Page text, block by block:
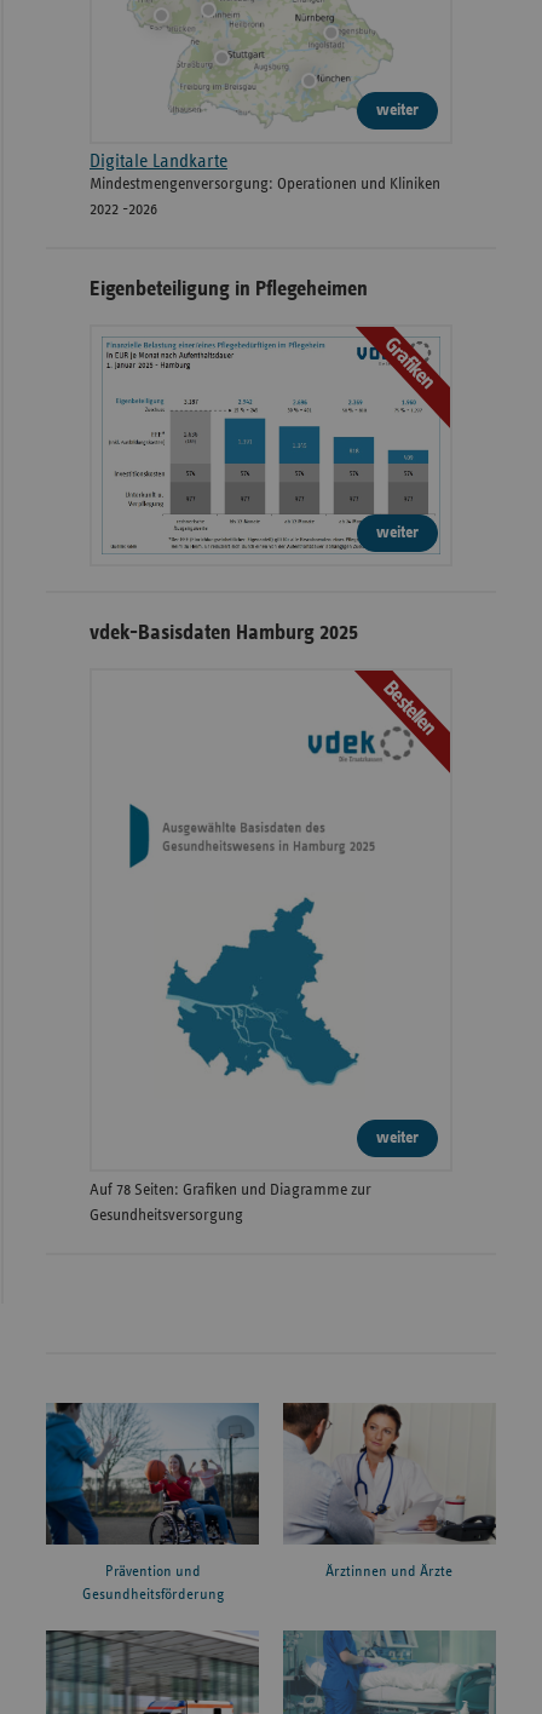
weiter
Digitale Landkarte
Mindestmengenversorgung: Operationen und Kliniken
2022 -2026
Eigenbeteiligung in Pflegeheimen
Grafiken
weiter
vdek-Basisdaten Hamburg 2025
Bestellen
weiter
Auf 78 Seiten: Grafiken und Diagramme zur
Gesundheitsversorgung
Prävention und
Gesundheitsförderung
Ärztinnen und Ärzte